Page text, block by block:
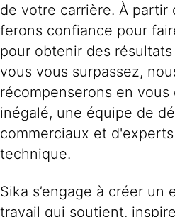
de votre carrière. À partir
ferons confiance pour
pour obtenir des
vous vous surpassez,
récompenserons en
inégalé, une équipe de
commerciaux et
technique.
Sika s’engage à créer un
travail qui soutient,